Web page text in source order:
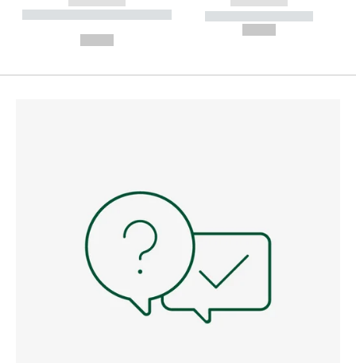
----------- ----------- --------
----------- -----------